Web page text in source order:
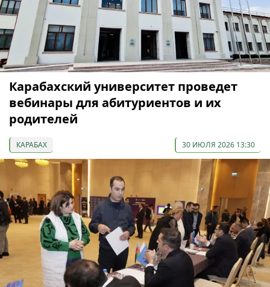
Карабахский университет проведет
вебинары для абитуриентов и их
родителей
КАРАБАХ 30 ИЮЛЯ 2026 13:30